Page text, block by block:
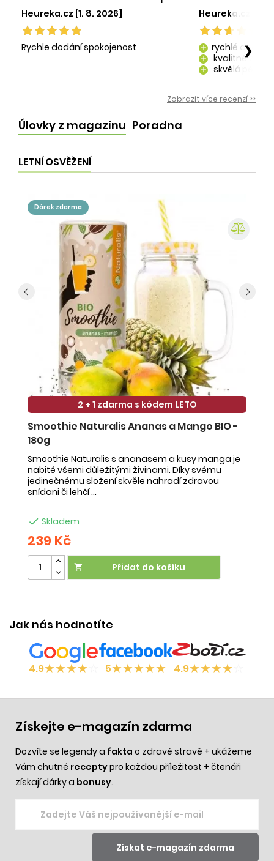
Heureka.cz [1. 8. 2026]
Rychle dodání spokojenost
Heureka.cz [29.
add rychlé dodání
add kvalitně
add skvělá péče o
❯
Zobrazit více recenzí >>
Úlovky z magazínu Poradna
LETNÍ OSVĚŽENÍ
dárek zdarma
2 + 1 zdarma s kódem LETO
Smoothie Naturalis Ananas a Mango BIO -
180g
Smoothie Naturalis s ananasem a kusy manga je
nabité všemi důležitými živinami. Díky svému
jedinečnému složení skvěle nahradí zdravou
snídani či lehčí ...
 Skladem
239 Kč
 Přidat do košíku
Jak nás hodnotíte
4.9★★★★ 5★★★★★ 4.9★★★★
Získejte e-magazín zdarma
Dozvíte se legendy a fakta o zdravé stravě + ukážeme
Vám chutné receptypro každou příležitost + čtenáři
získají dárky a bonusy.